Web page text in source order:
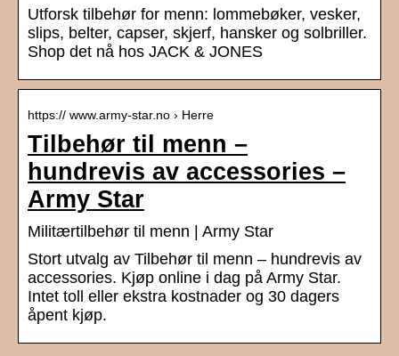
Utforsk tilbehør for menn: lommebøker, vesker,
slips, belter, capser, skjerf, hansker og solbriller.
Shop det nå hos JACK & JONES
https:// www.army-star.no › Herre
Tilbehør til menn –
hundrevis av accessories –
Army Star
Militærtilbehør til menn | Army Star
Stort utvalg av Tilbehør til menn – hundrevis av
accessories. Kjøp online i dag på Army Star.
Intet toll eller ekstra kostnader og 30 dagers
åpent kjøp.